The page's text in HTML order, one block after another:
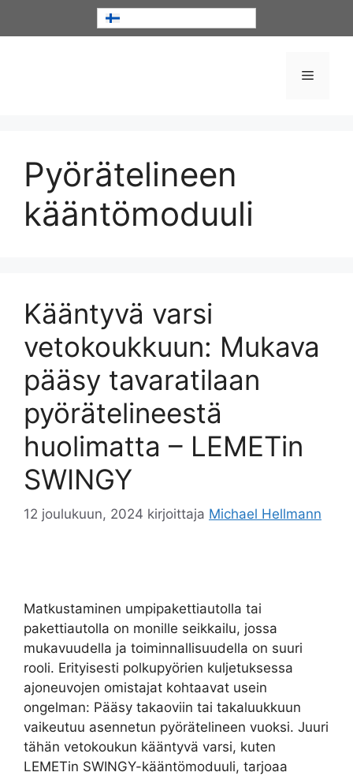
Valikko
Pyörätelineen
kääntömoduuli
Kääntyvä varsi
vetokoukkuun: Mukava
pääsy tavaratilaan
pyörätelineestä
huolimatta – LEMETin
SWINGY
12 joulukuun, 2024 kirjoittaja Michael Hellmann
Matkustaminen umpipakettiautolla tai
pakettiautolla on monille seikkailu, jossa
mukavuudella ja toiminnallisuudella on suuri
rooli. Erityisesti polkupyörien kuljetuksessa
ajoneuvojen omistajat kohtaavat usein
ongelman: Pääsy takaoviin tai takaluukkuun
vaikeutuu asennetun pyörätelineen vuoksi. Juuri
tähän vetokoukun kääntyvä varsi, kuten
LEMETin SWINGY-kääntömoduuli, tarjoaa